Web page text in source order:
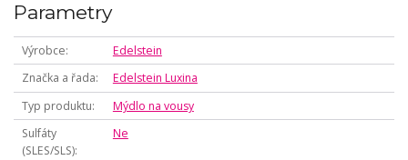
Parametry
Výrobce
Edelstein
Značka a řada
Edelstein Luxina
Typ produktu
Mýdlo na vousy
Sulfáty
(SLES/SLS)
Ne